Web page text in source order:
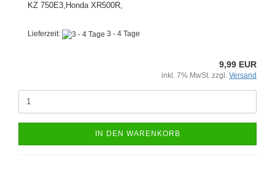
KZ 750E3,Honda XR500R,
Lieferzeit: 3 - 4 Tage
9,99 EUR
inkl. 7% MwSt. zzgl. Versand
IN DEN WARENKORB